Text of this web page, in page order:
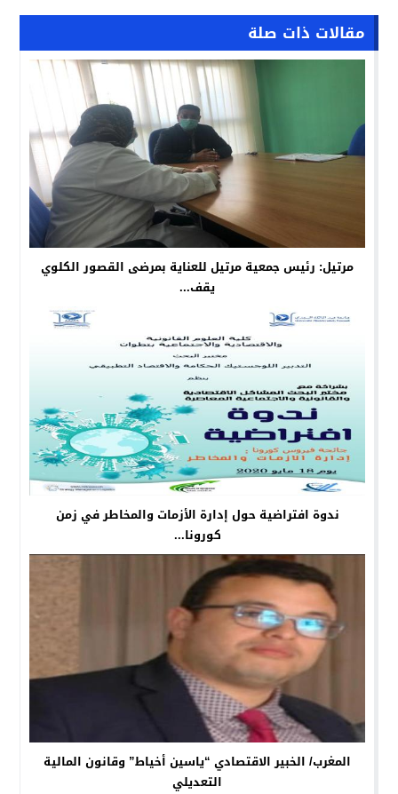
مقالات ذات صلة
مرتيل: رئيس جمعية مرتيل للعناية بمرضى القصور الكلوي
يقف...
ندوة افتراضية حول إدارة الأزمات والمخاطر في زمن
كورونا...
المغرب/ الخبير الاقتصادي “ياسين أخياط” وقانون المالية
التعديلي